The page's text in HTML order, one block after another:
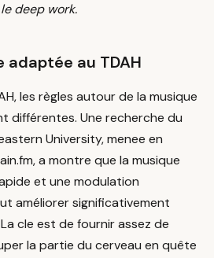
deep work.
adaptée au TDAH
les règles autour de la musique
différentes. Une recherche du
University, menee en
a montre que la musique
et une modulation
améliorer significativement
cle est de fournir assez de
la partie du cerveau en quête